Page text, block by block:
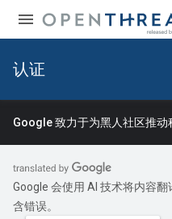
认证
Google 致力于为黑人社区推动
Google 会使用 AI 技术将内容
含错误。